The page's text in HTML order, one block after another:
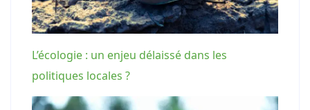
L’écologie : un enjeu délaissé dans les
politiques locales ?